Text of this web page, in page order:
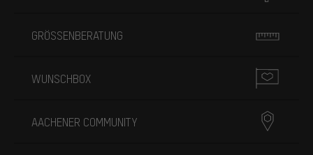
GRÖSSENBERATUNG
WUNSCHBOX
AACHENER COMMUNITY